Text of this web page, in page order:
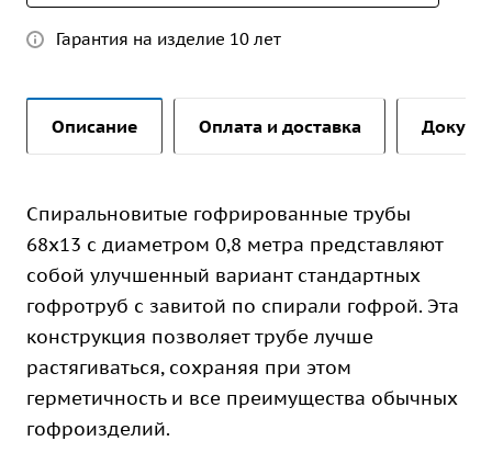
Гарантия на изделие 10 лет
Описание Оплата и доставка
Спиральновитые гофрированные трубы
68х13 с диаметром 0,8 метра представляют
собой улучшенный вариант стандартных
гофротруб с завитой по спирали гофрой. Эта
конструкция позволяет трубе лучше
растягиваться, сохраняя при этом
герметичность и все преимущества обычных
гофроизделий.